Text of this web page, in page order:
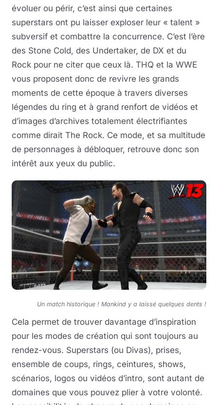
évoluer ou périr, c’est ainsi que certaines
superstars ont pu laisser exploser leur « talent »
subversif et combattre la concurrence. C’est l’ère
des Stone Cold, des Undertaker, de DX et du
Rock pour ne citer que ceux là. THQ et la WWE
vous proposent donc de revivre les grands
moments de cette époque à travers diverses
légendes du ring et à grand renfort de vidéos et
d’images d’archives totalement électrifiantes
comme dirait The Rock. Ce mode, et sa multitude
de personnages à débloquer, retrouve donc son
intérêt aux yeux du public.
Un match historique ! Mankind y a laissé quelques dents !
Cela permet de trouver davantage d’inspiration
pour les modes de création qui sont toujours au
rendez-vous. Superstars (ou Divas), prises,
ensemble de coups, rings, ceintures, shows,
scénarios, logos ou vidéos d’intro, sont autant de
domaines que vous pouvez plier à votre volonté.